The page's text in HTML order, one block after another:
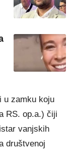
u zamku koju
RS. op.a.) čiji
vanjskih
društvenoj